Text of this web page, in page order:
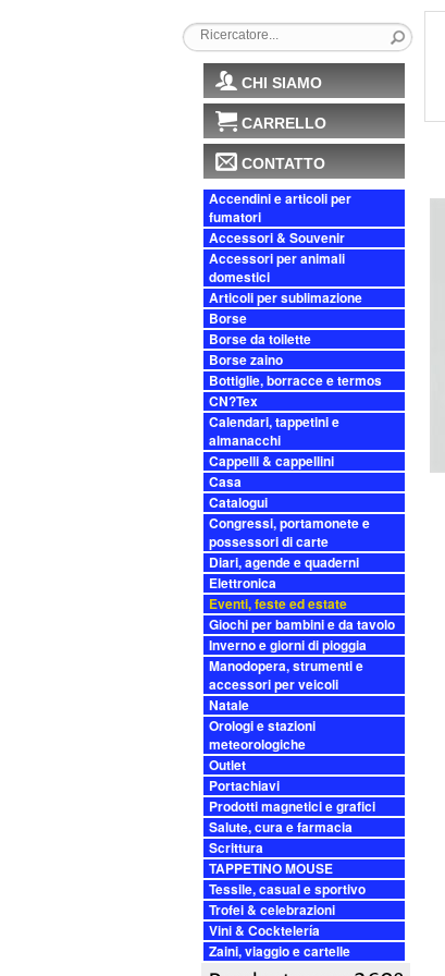
CHI SIAMO
CARRELLO
CONTATTO
Accendini e articoli per
fumatori
Accessori & Souvenir
Accessori per animali
domestici
Articoli per sublimazione
Borse
Borse da toilette
Borse zaino
Bottiglie, borracce e termos
CN?Tex
Calendari, tappetini e
almanacchi
Cappelli & cappellini
Casa
Catalogui
Congressi, portamonete e
possessori di carte
Diari, agende e quaderni
Elettronica
Eventi, feste ed estate
Giochi per bambini e da tavolo
Inverno e giorni di pioggia
Manodopera, strumenti e
accessori per veicoli
Natale
Orologi e stazioni
meteorologiche
Outlet
Portachiavi
Prodotti magnetici e grafici
Salute, cura e farmacia
Scrittura
TAPPETINO MOUSE
Tessile, casual e sportivo
Trofei & celebrazioni
Vini & Cocktelería
Zaini, viaggio e cartelle